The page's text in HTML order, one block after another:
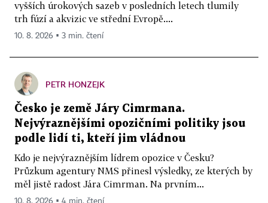
vyšších úrokových sazeb v posledních letech tlumily
trh fúzí a akvizic ve střední Evropě....
10. 8. 2026 ▪ 3 min. čtení
PETR HONZEJK
Česko je země Járy Cimrmana.
Nejvýraznějšími opozičními politiky jsou
podle lidí ti, kteří jim vládnou
Kdo je nejvýraznějším lídrem opozice v Česku?
Průzkum agentury NMS přinesl výsledky, ze kterých by
měl jistě radost Jára Cimrman. Na prvním...